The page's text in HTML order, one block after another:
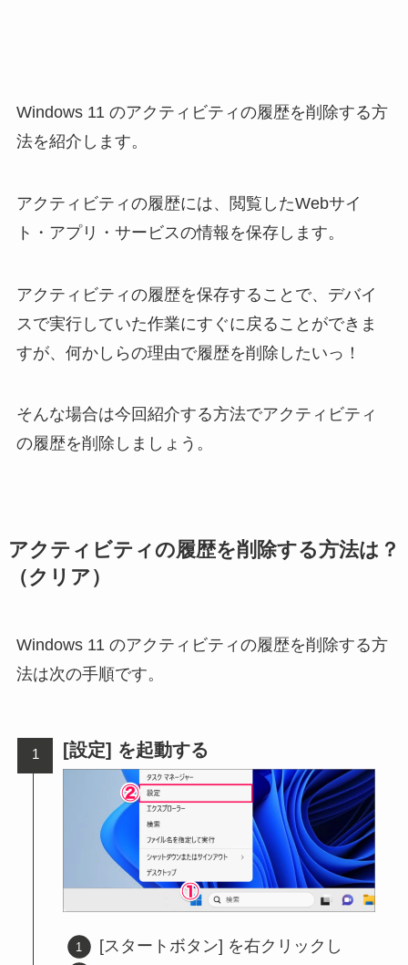
Windows 11 のアクティビティの履歴を削除する方
法を紹介します。
アクティビティの履歴には、閲覧したWebサイ
ト・アプリ・サービスの情報を保存します。
アクティビティの履歴を保存することで、デバイ
スで実行していた作業にすぐに戻ることができま
すが、何かしらの理由で履歴を削除したいっ！
そんな場合は今回紹介する方法でアクティビティ
の履歴を削除しましょう。
アクティビティの履歴を削除する方法は？
（クリア）
Windows 11 のアクティビティの履歴を削除する方
法は次の手順です。
[設定] を起動する
[スタートボタン] を右クリックし